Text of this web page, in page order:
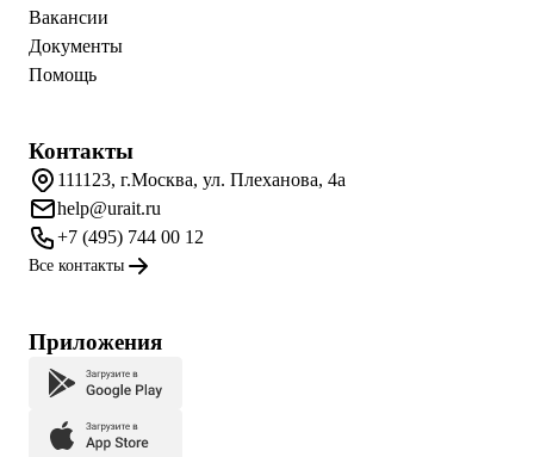
Вакансии
Документы
Помощь
Контакты
111123, г.Москва, ул. Плеханова, 4а
help@urait.ru
+7 (495) 744 00 12
Все контакты
Приложения